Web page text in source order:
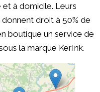
à domicile. Leurs
droit à 50% de
boutique un service de
la marque KerInk.